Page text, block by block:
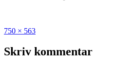
Udgivet
De
bedste
Fuld
750 × 563
Skriv kommentar